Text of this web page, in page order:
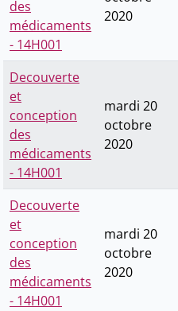
des
médicaments
- 14H001
2020
Decouverte
et
conception
des
médicaments
- 14H001
mardi 20
octobre
2020
Decouverte
et
conception
des
médicaments
- 14H001
mardi 20
octobre
2020